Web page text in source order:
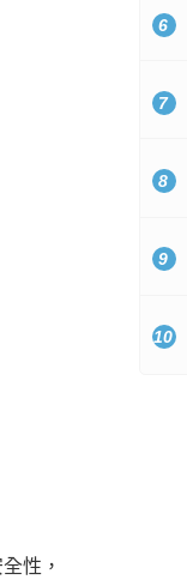
性，
6
7
8
9
10